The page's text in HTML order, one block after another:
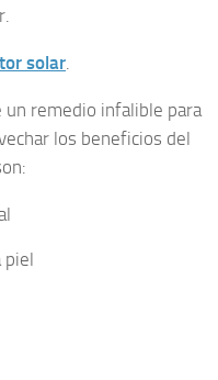
solar.
remedio infalible para
los beneficios del
piel